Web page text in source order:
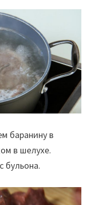
баранину в
в шелухе.
бульона.